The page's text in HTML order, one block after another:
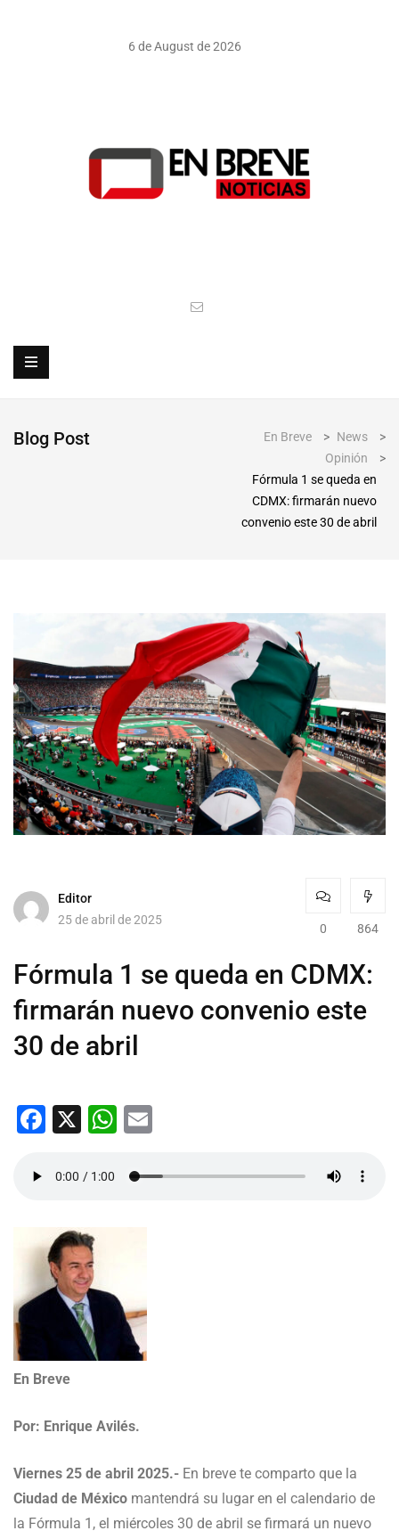
6 de August de 2026
Blog Post En Breve > News
>
Opinión
>
Fórmula 1 se queda en
CDMX: firmarán nuevo
convenio este 30 de abril
Editor
25 de abril de 2025
0 864
Fórmula 1 se queda en CDMX:
firmarán nuevo convenio este
30 de abril
Facebook
X WhatsApp
En Breve
Por: Enrique Avilés.
Viernes 25 de abril 2025.- En breve te comparto que la
Ciudad de México mantendrá su lugar en el calendario de
la Fórmula 1, el miércoles 30 de abril se firmará un nuevo